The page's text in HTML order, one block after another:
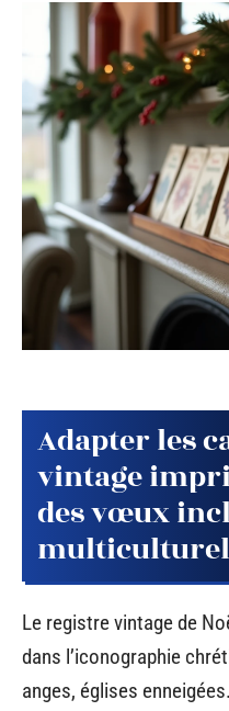
Adapter les
vintage
des vœux
Le registre vintage de
dans l’iconographie
anges, églises